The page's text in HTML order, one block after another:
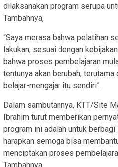
dilaksanakan program serupa
Tambahnya,
“Saya merasa bahwa pelatihan
lakukan, sesuai dengan
bahwa proses pembelajaran
tentunya akan berubah,
belajar-mengajar itu sendiri”.
Dalam sambutannya, KTT/Site
Ibrahim turut memberikan
program ini adalah untuk
harapkan semoga bisa
menciptakan proses
Tambahnya